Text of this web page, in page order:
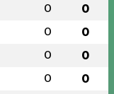
0 0
0 0
0 0
0 0